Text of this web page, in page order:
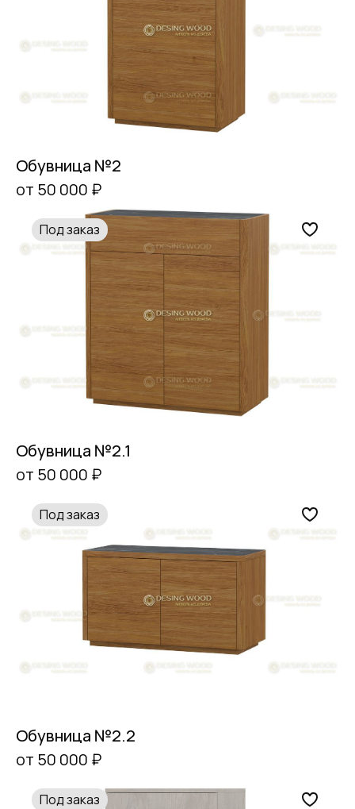
Обувница №2
от 50 000 ₽
Под заказ
Обувница №2.1
от 50 000 ₽
Под заказ
Обувница №2.2
от 50 000 ₽
Под заказ